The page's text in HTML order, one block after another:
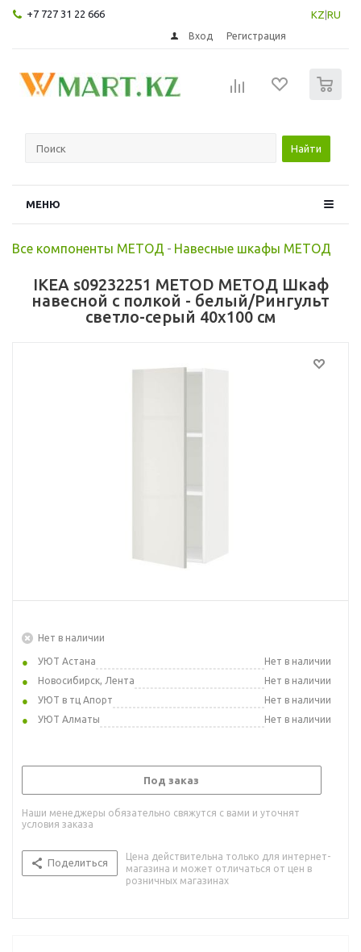
+7 727 31 22 666 KZ RU
Вход Регистрация
Найти
МЕНЮ
Все компоненты МЕТОД - Навесные шкафы МЕТОД
IKEA s09232251 METOD МЕТОД Шкаф
навесной с полкой - белый/Рингульт
светло-серый 40x100 см
Нет в наличии
УЮТ Астана
Нет в наличии
Новосибирск, Лента
Нет в наличии
УЮТ в тц Апорт
Нет в наличии
УЮТ Алматы
Нет в наличии
Под заказ
Наши менеджеры обязательно свяжутся с вами и уточнят
условия заказа
Поделиться
Цена действительна только для интернет-
магазина и может отличаться от цен в
розничных магазинах